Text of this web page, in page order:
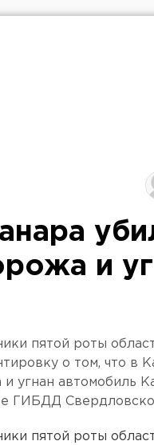
и
пятой роты
о том, что в
угнан автомобиль
ГИБДД
пятой роты